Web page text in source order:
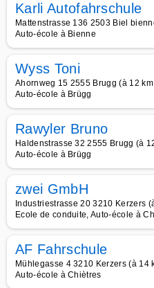
Karli Autofahrschule
Mattenstrasse 136 2503 Biel
Auto-école à Bienne
Wyss Toni
Ahornweg 15 2555 Brugg (à 12
Auto-école à Brügg
Rawyler Bruno
Haldenstrasse 32 2555 Brugg (à
Auto-école à Brügg
zwei GmbH
Industriestrasse 20 3210 Kerzers
Ecole de conduite, Auto-école à
AF Fahrschule
Mühlegasse 4 3210 Kerzers (à 14
Auto-école à Chiètres